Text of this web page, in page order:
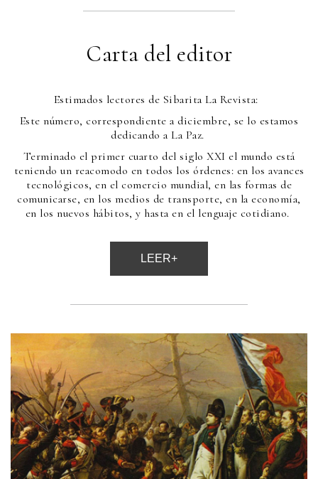
Carta del editor
Estimados lectores de Sibarita La Revista:
Este número, correspondiente a diciembre, se lo estamos
dedicando a La Paz.
Terminado el primer cuarto del siglo XXI el mundo está
teniendo un reacomodo en todos los órdenes: en los avances
tecnológicos, en el comercio mundial, en las formas de
comunicarse, en los medios de transporte, en la economía,
en los nuevos hábitos, y hasta en el lenguaje cotidiano.
LEER+